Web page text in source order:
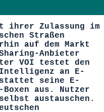
ihrer Zulassung im
Straßen
auf dem Markt
Anbieter
VOI testet den
an E-
seine E-
aus. Nutzer
austauschen.